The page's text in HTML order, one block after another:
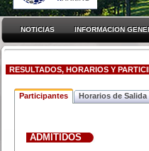
NOTICIAS INFORMACION
RESULTADOS, HORARIOS Y
Participantes Horarios de Salida
ADMITIDOS